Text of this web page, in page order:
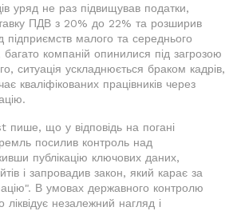
уряд не раз підвищував податки,
ПДВ з 20% до 22% та розширив
підприємств малого та середнього
багато компаній опинилися під загрозою
ситуація ускладнюється браком кадрів,
кваліфікованих працівників через
що у відповідь на погані
посилив контроль над
публікацію ключових даних,
і запровадив закон, який карає за
В умовах державного контролю
незалежний нагляд і